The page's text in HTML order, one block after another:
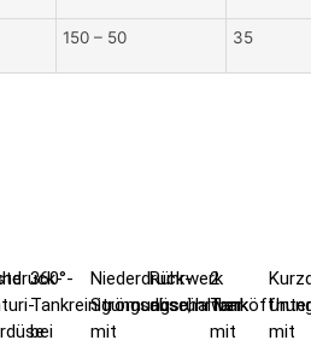
150 – 50 35
360°-
Tankreinigungsdüse,
bei
Niederdruck-
Strömungsrührwerk
mit
Rührwerk
abschaltbar
2
mit
mit